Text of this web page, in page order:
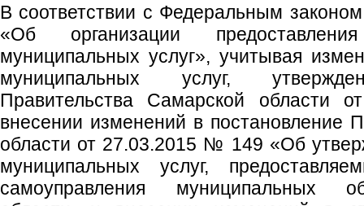
В соответствии с Федеральным
«Об организации
муниципальных услуг», учитывая
муниципальных услуг,
Правительства Самарской
внесении изменений в постановление
области от 27.03.2015 № 149 «Об
муниципальных услуг,
самоуправления муниципальных